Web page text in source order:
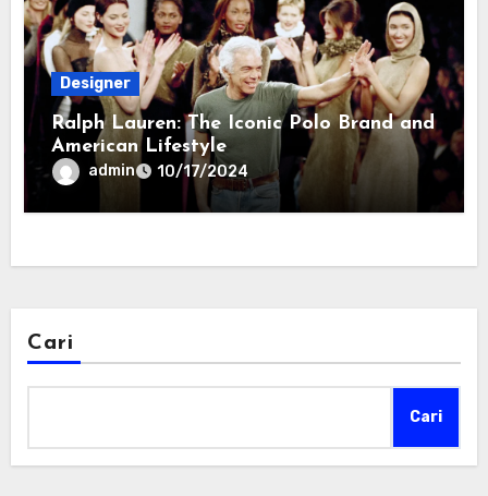
Designer
Ralph Lauren: The Iconic Polo Brand and
American Lifestyle
admin 10/17/2024
Cari
Cari